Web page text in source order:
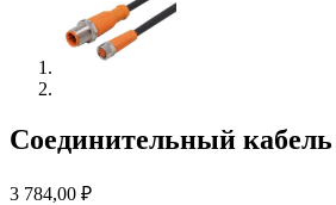
Соединительный кабель
3 784,00 ₽